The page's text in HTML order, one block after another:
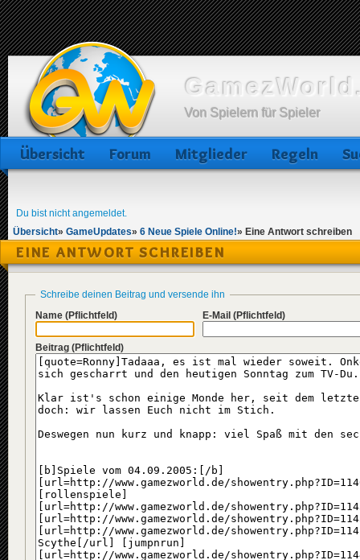
Von Spielern für Spieler
Übersicht Forum Mitglieder Regeln
Du bist nicht angemeldet.
Übersicht» GameUpdates» 6 Neue Spiele Online!» Eine Antwort schreiben
EINE ANTWORT SCHREIBEN
Schreibe deinen Beitrag und versende ihn
Name (Pflichtfeld) E-Mail (Pflichtfeld)
Beitrag (Pflichtfeld)